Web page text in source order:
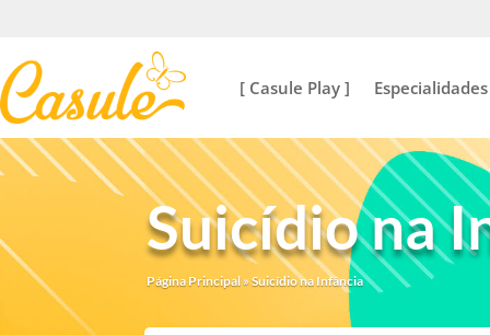
[ Casule Play ] Especialidades
Suicídio na
Página Principal »Suicídio na Infância